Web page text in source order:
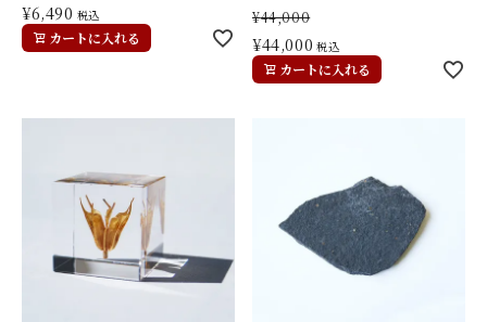
¥6,490 税込
カートに入れる
¥44,000
¥44,000 税込
カートに入れる